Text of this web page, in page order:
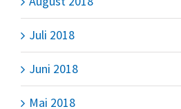
Juli 2018
Juni 2018
Mai 2018